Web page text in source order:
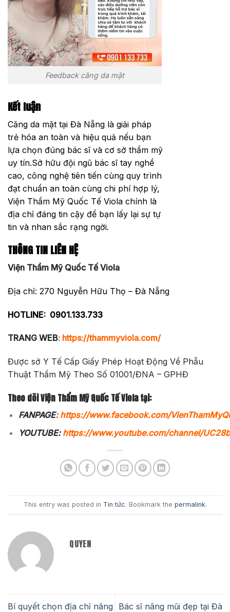
Feedback căng da mặt
Kết luận
Căng da mặt tại Đà Nẵng là giải pháp
trẻ hóa an toàn và hiệu quả nếu bạn
lựa chọn đúng bác sĩ và cơ sở thẩm mỹ
uy tín.Sở hữu đội ngũ bác sĩ tay nghề
cao, công nghệ tiên tiến cùng quy trình
đạt chuẩn an toàn cùng chi phí hợp lý,
Viện Thẩm Mỹ Quốc Tế Viola chính là
địa chỉ đáng tin cậy để bạn lấy lại sự tự
tin và nhan sắc rạng ngời.
THÔNG TIN LIÊN HỆ
Viện Thẩm Mỹ Quốc Tế Viola
Địa chỉ: 270 Nguyễn Hữu Thọ – Đà Nẵng
HOTLINE: 0901.133.733
TRANG WEB: https://thammyviola.com/
Được sở Y Tế Cấp Giấy Phép Hoạt Động Về Phẫu
Thuật Thẩm Mỹ Theo Số 01001/ĐNA – GPHĐ
Theo dõi Viện Thẩm Mỹ Quốc Tế Viola tại:
FANPAGE: https://www.facebook.com/
YOUTUBE: https://www.youtube.com/channel/
This entry was posted in Tin tức. Bookmark the permalink.
QUYEN
Bí quyết chọn địa chỉ nâng
Bác sĩ nâng mũi đẹp tại Đà